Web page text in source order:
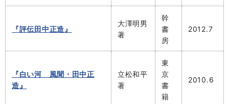
『評伝田中正造』
大澤明男
著
幹
書
房
2012.7
『白い河 風聞・田中正
造』
立松和平
著
東
京
書
籍
2010.6